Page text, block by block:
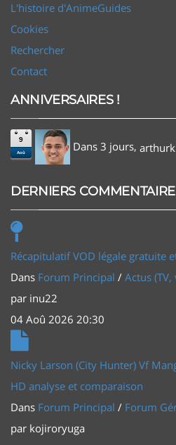
L'histoire d'AnimeGuides
Cookies
Rechercher
Contact
ANNIVERSAIRES !
9
Aoû Dans 3 jours,
DERNIERS
Récapitulatif VOD légale gratuite
Dans Forum Principal / Actus
par inu22
04 Aoû 2026 20:30
Nicky Larson (City Hunter) Vf
HD analyse et comparaison
Dans Forum Principal / Forum
par kojiroryuga